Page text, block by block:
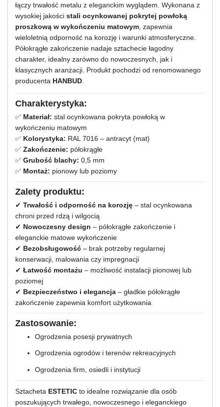
łączy trwałość metalu z eleganckim wyglądem. Wykonana z
wysokiej jakości stali ocynkowanej pokrytej powłoką
proszkową w wykończeniu matowym , zapewnia
wieloletnią odporność na korozję i warunki atmosferyczne.
Półokrągłe zakończenie nadaje sztachecie łagodny
charakter, idealny zarówno do nowoczesnych, jak i
klasycznych aranżacji. Produkt pochodzi od renomowanego
producenta HANBUD
Charakterystyka:
✅ Materiał: stal ocynkowana pokryta powłoką w
wykończeniu matowym
✅ Kolorystyka: RAL 7016 – antracyt (mat)
✅ Zakończenie: półokrągłe
✅ Grubość blachy: 0,5 mm
✅ Montaż: pionowy lub poziomy
Zalety produktu:
✔ Trwałość i odporność na korozję – stal ocynkowana
chroni przed rdzą i wilgocią
✔ Nowoczesny design – półokrągłe zakończenie i
eleganckie matowe wykończenie
✔ Bezobsługowość – brak potrzeby regularnej
konserwacji, malowania czy impregnacji
✔ Łatwość montażu – możliwość instalacji pionowej lub
poziomej
✔ Bezpieczeństwo i elegancja – gładkie półokrągłe
zakończenie zapewnia komfort użytkowania
Zastosowanie:
Ogrodzenia posesji prywatnych
Ogrodzenia ogrodów i terenów rekreacyjnych
Ogrodzenia firm, osiedli i instytucji
Sztacheta ESTETIC to idealne rozwiązanie dla osób
poszukujących trwałego, nowoczesnego i eleganckiego